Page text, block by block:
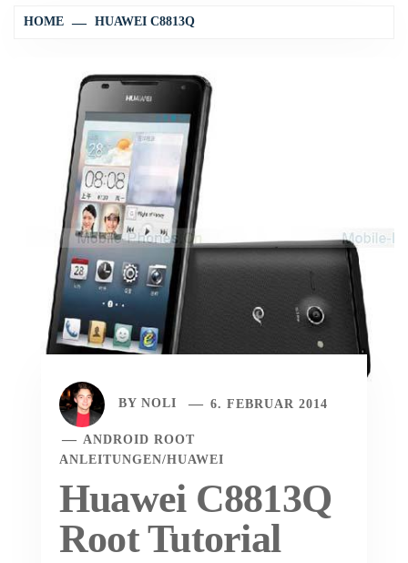
HOME HUAWEI C8813Q
BY NOLI 6. FEBRUAR 2014
ANDROID ROOT
ANLEITUNGEN/HUAWEI
Huawei C8813Q
Root Tutorial